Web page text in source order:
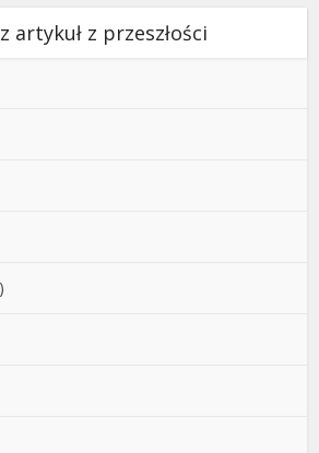
artykuł z przeszłości